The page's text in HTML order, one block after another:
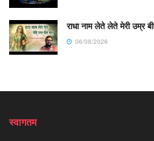
राधा नाम लेते लेते मेरी उम्र
06/08/2026
स्वागतम